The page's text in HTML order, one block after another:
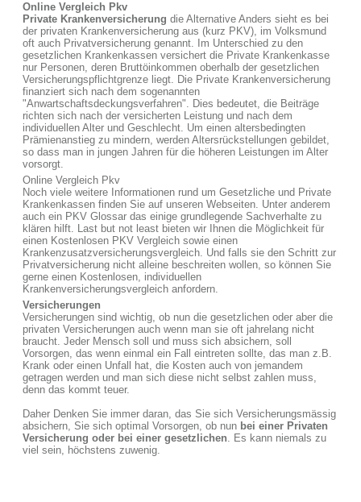
Online Vergleich Pkv
Private Krankenversicherung die Alternative Anders sieht es bei
der privaten Krankenversicherung aus (kurz PKV), im Volksmund
oft auch Privatversicherung genannt. Im Unterschied zu den
gesetzlichen Krankenkassen versichert die Private Krankenkasse
nur Personen, deren Bruttöinkommen oberhalb der gesetzlichen
Versicherungspflichtgrenze liegt. Die Private Krankenversicherung
finanziert sich nach dem sogenannten
"Anwartschaftsdeckungsverfahren". Dies bedeutet, die Beiträge
richten sich nach der versicherten Leistung und nach dem
individuellen Alter und Geschlecht. Um einen altersbedingten
Prämienanstieg zu mindern, werden Altersrückstellungen gebildet,
so dass man in jungen Jahren für die höheren Leistungen im Alter
vorsorgt.
Online Vergleich Pkv
Noch viele weitere Informationen rund um Gesetzliche und Private
Krankenkassen finden Sie auf unseren Webseiten. Unter anderem
auch ein PKV Glossar das einige grundlegende Sachverhalte zu
klären hilft. Last but not least bieten wir Ihnen die Möglichkeit für
einen Kostenlosen PKV Vergleich sowie einen
Krankenzusatzversicherungsvergleich. Und falls sie den Schritt zur
Privatversicherung nicht alleine beschreiten wollen, so können Sie
gerne einen Kostenlosen, individuellen
Krankenversicherungsvergleich anfordern.
Versicherungen
Versicherungen sind wichtig, ob nun die gesetzlichen oder aber die
privaten Versicherungen auch wenn man sie oft jahrelang nicht
braucht. Jeder Mensch soll und muss sich absichern, soll
Vorsorgen, das wenn einmal ein Fall eintreten sollte, das man z.B.
Krank oder einen Unfall hat, die Kosten auch von jemandem
getragen werden und man sich diese nicht selbst zahlen muss,
denn das kommt teuer.
Daher Denken Sie immer daran, das Sie sich Versicherungsmässig
absichern, Sie sich optimal Vorsorgen, ob nun bei einer Privaten
Versicherung oder bei einer gesetzlichen. Es kann niemals zu
viel sein, höchstens zuwenig.